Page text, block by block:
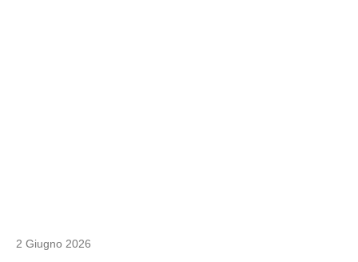
2 Giugno 2026